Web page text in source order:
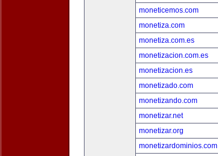
moneticemos.com
monetiza.com
monetiza.com.es
monetizacion.com.es
monetizacion.es
monetizado.com
monetizando.com
monetizar.net
monetizar.org
monetizardominios.com